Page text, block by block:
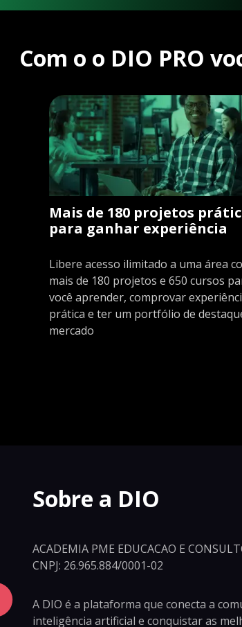
Com o o DIO PRO
Mais de 180 projetos
para ganhar experiência
Libere acesso ilimitado a uma área
mais de 180 projetos e 650 cursos
você aprender, comprovar
prática e ter um portfólio de
mercado
Sobre a DIO
ACADEMIA PME EDUCACAO E
CNPJ: 26.965.884/0001-02
A DIO é a plataforma que conecta a
inteligência artificial e conquistar as